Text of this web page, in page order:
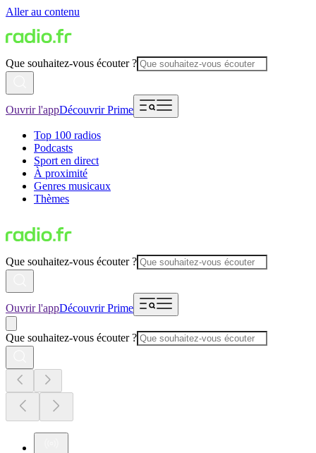
Aller au contenu
Que souhaitez-vous écouter ?
Ouvrir l'appDécouvrir Prime
Top 100 radios
Podcasts
Sport en direct
À proximité
Genres musicaux
Thèmes
Que souhaitez-vous écouter ?
Ouvrir l'appDécouvrir Prime
Que souhaitez-vous écouter ?